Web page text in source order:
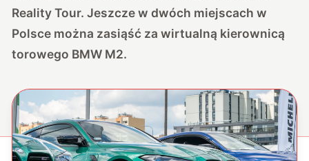
Reality Tour. Jeszcze w dwóch miejscach w
Polsce można zasiąść za wirtualną kierownicą
torowego BMW M2.